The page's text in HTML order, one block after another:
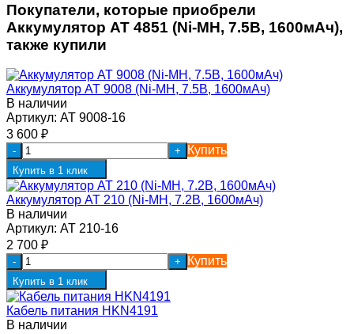
Покупатели, которые приобрели
Аккумулятор AT 4851 (Ni-MH, 7.5В, 1600мАч),
также купили
Аккумулятор AT 9008 (Ni-MH, 7.5В, 1600мАч)
В наличии
Артикул: AT 9008-16
3 600 ₽
- + Купить
Купить в 1 клик
Аккумулятор AT 210 (Ni-MH, 7.2В, 1600мАч)
В наличии
Артикул: AT 210-16
2 700 ₽
- + Купить
Купить в 1 клик
Кабель питания HKN4191
В наличии